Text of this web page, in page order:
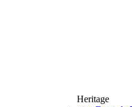
Heritage